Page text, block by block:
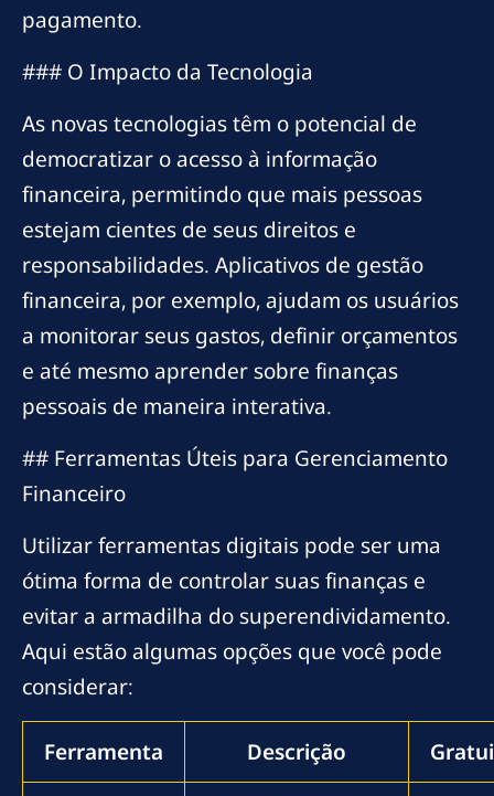
pagamento.
### O Impacto da Tecnologia
As novas tecnologias têm o potencial de
democratizar o acesso à informação
financeira, permitindo que mais pessoas
estejam cientes de seus direitos e
responsabilidades. Aplicativos de gestão
financeira, por exemplo, ajudam os usuários
a monitorar seus gastos, definir orçamentos
e até mesmo aprender sobre finanças
pessoais de maneira interativa.
## Ferramentas Úteis para Gerenciamento
Financeiro
Utilizar ferramentas digitais pode ser uma
ótima forma de controlar suas finanças e
evitar a armadilha do superendividamento.
Aqui estão algumas opções que você pode
considerar:
Ferramenta Descrição